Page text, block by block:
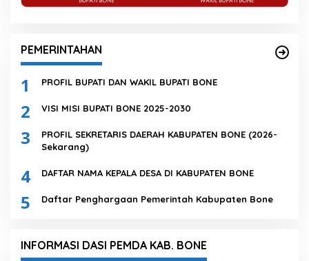
PEMERINTAHAN
1 PROFIL BUPATI DAN WAKIL BUPATI BONE
2 VISI MISI BUPATI BONE 2025-2030
3
PROFIL SEKRETARIS DAERAH KABUPATEN BONE (2026-
Sekarang)
4 DAFTAR NAMA KEPALA DESA DI KABUPATEN BONE
5 Daftar Penghargaan Pemerintah Kabupaten Bone
INFORMASI DASI PEMDA KAB. BONE